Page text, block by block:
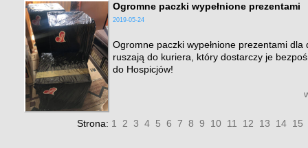
Ogromne paczki wypełnione prezentami
2019-05-24
Ogromne paczki wypełnione prezentami dla
ruszają do kuriera, który dostarczy je
do Hospicjów!
Strona: 1 2 3 4 5 6 7 8 9 10 11 12 13 14 15